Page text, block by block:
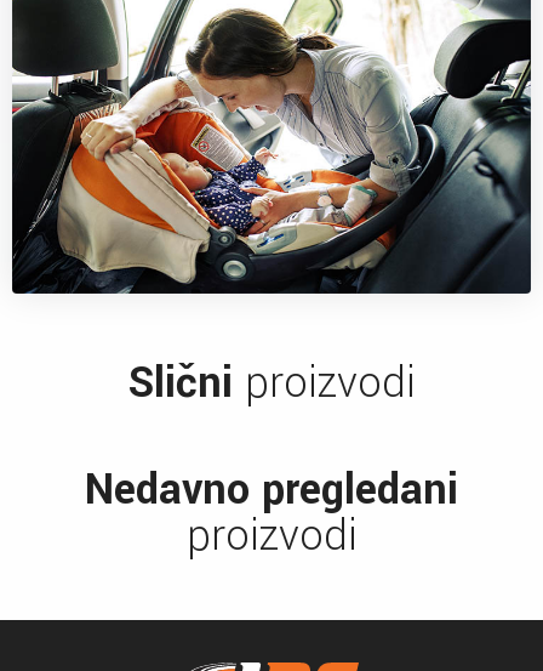
Slični proizvodi
Nedavno pregledani
proizvodi